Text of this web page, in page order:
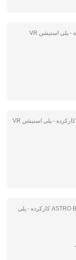
بازی ASTRO Bot Rescue Mission کارکرده - پلی